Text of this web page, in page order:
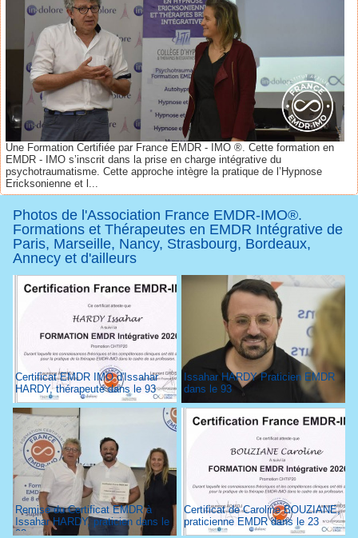
Une Formation Certifiée par France EMDR - IMO ®. Cette formation en
EMDR - IMO s’inscrit dans la prise en charge intégrative du
psychotraumatisme. Cette approche intègre la pratique de l’Hypnose
Ericksonienne et l...
Photos de l'Association France EMDR-IMO®.
Formations et Thérapeutes en EMDR Intégrative de
Paris, Marseille, Nancy, Strasbourg, Bordeaux,
Annecy et d'ailleurs
Certificat EMDR IMO d'Issahar
HARDY, thérapeute dans le 93
Issahar HARDY Praticien EMDR
dans le 93
Remise du Certificat EMDR à
Issahar HARDY, praticien dans le
93
Certificat de Caroline BOUZIANE,
praticienne EMDR dans le 23